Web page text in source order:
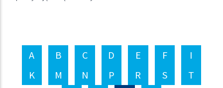
A B C D E F
I
K
M N P R S
T